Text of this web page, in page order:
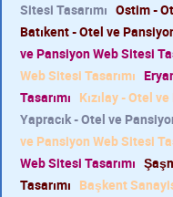
Sitesi Tasarımı Ostim -
Batıkent - Otel ve
ve Pansiyon Web Sitesi
Web Sitesi Tasarımı
Tasarımı Kızılay - Otel
Yapracık - Otel ve
ve Pansiyon Web Sitesi
Web Sitesi Tasarımı
Tasarımı Başkent